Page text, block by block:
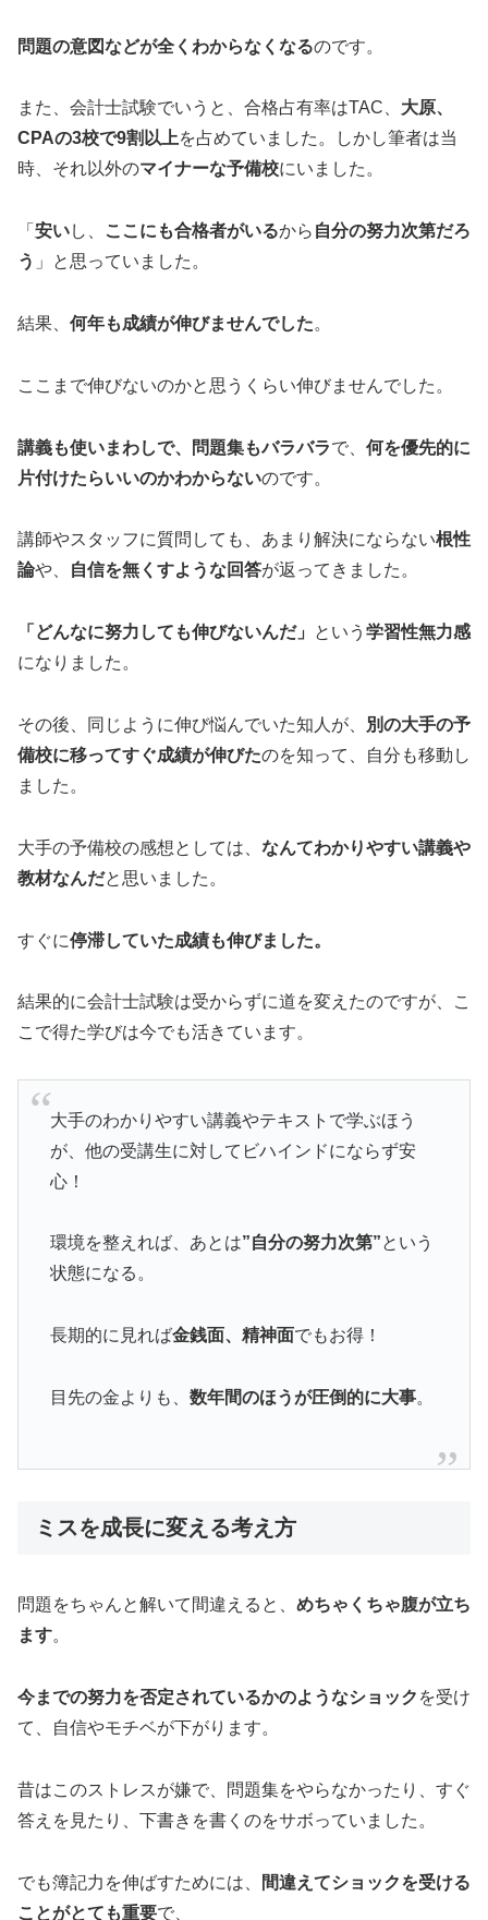
問題の意図などが全くわからなくなるのです。
また、会計士試験でいうと、合格占有率はTAC、 大原、
CPAの3校で9割以上を占めていました。しかし筆者は当
時、それ以外のマイナーな予備校にいました。
「 安いし、 ここにも合格者がいるから 自分の努力次第だろ
う 」と思っていました。
結果、 何年も成績が伸びませんでした。
ここまで伸びないのかと思うくらい伸びませんでした。
講義も使いまわしで、問題集もバラバラで、 何を優先的に
片付けたらいいのかわからないのです。
講師やスタッフに質問しても、あまり解決にならない根性
論や、 自信を無くすような回答が返ってきました。
「どんなに努力しても伸びないんだ」 という 学習性無力感
になりました。
その後、同じように伸び悩んでいた知人が、
別の大手の予
備校に移ってすぐ成績が伸びたのを知って、自分も移動し
ました。
大手の予備校の感想としては、 なんてわかりやすい講義や
教材なんだと思いました。
すぐに停滞していた成績も伸びました。
結果的に会計士試験は受からずに道を変えたのですが、こ
こで得た学びは今でも活きています。
大手のわかりやすい講義やテキストで学ぶほう
が、他の受講生に対してビハインドにならず安
心！
環境を整えれば、あとは”自分の努力次第”という
状態になる。
長期的に見れば金銭面、精神面でもお得！
目先の金よりも、 数年間のほうが圧倒的に大事。
ミスを成長に変える考え方
問題をちゃんと解いて間違えると、 めちゃくちゃ腹が立ち
ます。
今までの努力を否定されているかのようなショック を受け
て、自信やモチベが下がります。
昔はこのストレスが嫌で、問題集をやらなかったり、すぐ
答えを見たり、下書きを書くのをサボっていました。
でも簿記力を伸ばすためには、
間違えてショックを受ける
ことがとても重要で、